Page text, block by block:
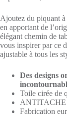
Ajoutez du piquant à
en apportant de
élégant chemin de
vous inspirer par ce
ajustable à tous les
Des designs
Toile cirée de
Fabrication